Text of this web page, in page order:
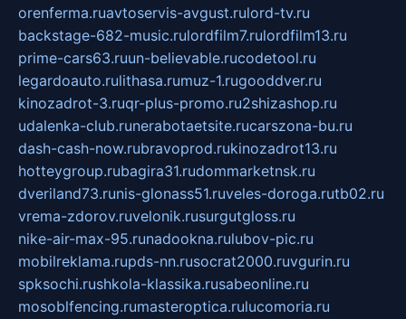
orenferma.ruavtoservis-avgust.rulord-tv.ru
backstage-682-music.rulordfilm7.rulordfilm13.ru
prime-cars63.ruun-believable.rucodetool.ru
legardoauto.rulithasa.rumuz-1.rugooddver.ru
kinozadrot-3.ruqr-plus-promo.ru2shizashop.ru
udalenka-club.runerabotaetsite.rucarszona-bu.ru
dash-cash-now.rubravoprod.rukinozadrot13.ru
hotteygroup.rubagira31.rudommarketnsk.ru
dveriland73.runis-glonass51.ruveles-doroga.rutb02.ru
vrema-zdorov.ruvelonik.rusurgutgloss.ru
nike-air-max-95.runadookna.rulubov-pic.ru
mobilreklama.rupds-nn.rusocrat2000.ruvgurin.ru
spksochi.rushkola-klassika.rusabeonline.ru
mosoblfencing.rumasteroptica.rulucomoria.ru